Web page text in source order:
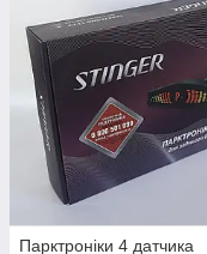
Парктроніки 4 датчика